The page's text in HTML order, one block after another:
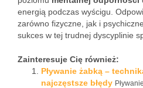
energią podczas wyścigu.
zarówno fizyczne, jak i
sukces w tej trudnej dyscyplinie
Zainteresuje Cię również:
Pływanie żabką –
najczęstsze błędy